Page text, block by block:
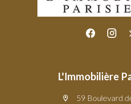
L'Immobilière
59 Boulevard